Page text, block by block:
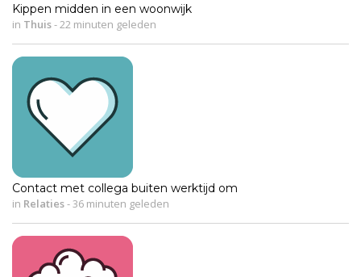
Kippen midden in een woonwijk
in Thuis- 22 minuten geleden
Contact met collega buiten werktijd om
in Relaties- 36 minuten geleden